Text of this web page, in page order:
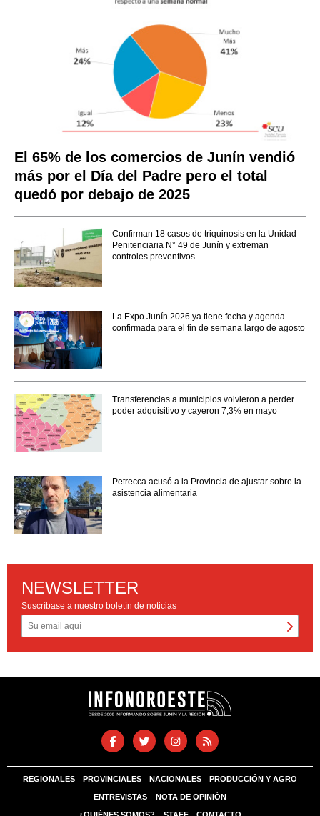
El 65% de los comercios de Junín vendió
más por el Día del Padre pero el total
quedó por debajo de 2025
Confirman 18 casos de triquinosis en la Unidad
Penitenciaria N° 49 de Junín y extreman
controles preventivos
La Expo Junín 2026 ya tiene fecha y agenda
confirmada para el fin de semana largo de agosto
Transferencias a municipios volvieron a perder
poder adquisitivo y cayeron 7,3% en mayo
Petrecca acusó a la Provincia de ajustar sobre la
asistencia alimentaria
NEWSLETTER
Suscríbase a nuestro boletín de noticias
REGIONALES PROVINCIALES NACIONALES PRODUCCIÓN Y AGRO
ENTREVISTAS NOTA DE OPINIÓN